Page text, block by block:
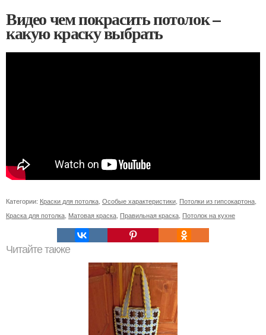
Видео чем покрасить потолок –
какую краску выбрать
Категории: Краски для потолка Особые характеристики Потолки из гипсокартона
Краска для потолка Матовая краска Правильная краска Потолок на кухне
Читайте также